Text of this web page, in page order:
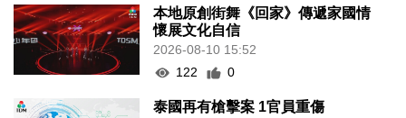
本地原創街舞《回家》傳遞家國情
懷展文化自信
2026-08-10 15:52
122
0
泰國再有槍擊案 1官員重傷